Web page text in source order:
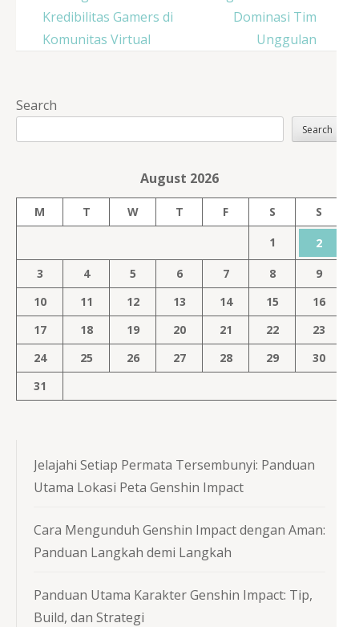
Kredibilitas Gamers di
Komunitas Virtual
Dominasi Tim
Unggulan
Search
Search
August 2026
M T W T F S
S
1
2
3
4 5 6 7 8
9
10
11 12 13 14 15
16
17
18 19 20 21 22
23
24
25 26 27 28 29
30
31
Jelajahi Setiap Permata Tersembunyi: Panduan
Utama Lokasi Peta Genshin Impact
Cara Mengunduh Genshin Impact dengan Aman:
Panduan Langkah demi Langkah
Panduan Utama Karakter Genshin Impact: Tip,
Build, dan Strategi